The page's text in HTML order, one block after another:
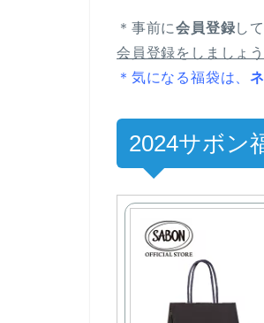
＊事前に会員登録し
会員登録をしましょう
＊気になる福袋は、
2024サボン